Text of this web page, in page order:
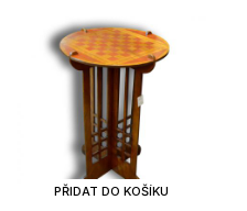
PŘIDAT DO KOŠÍKU